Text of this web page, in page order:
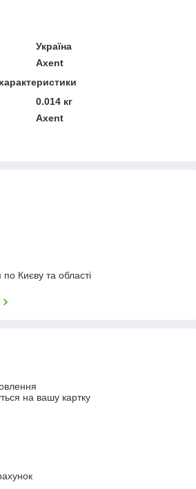
Україна
Axent
0.014 кг
Axent
Києву та області
на вашу картку